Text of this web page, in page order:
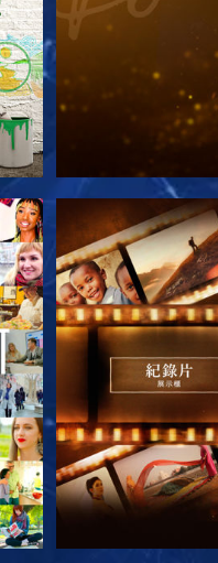
探索系列節目